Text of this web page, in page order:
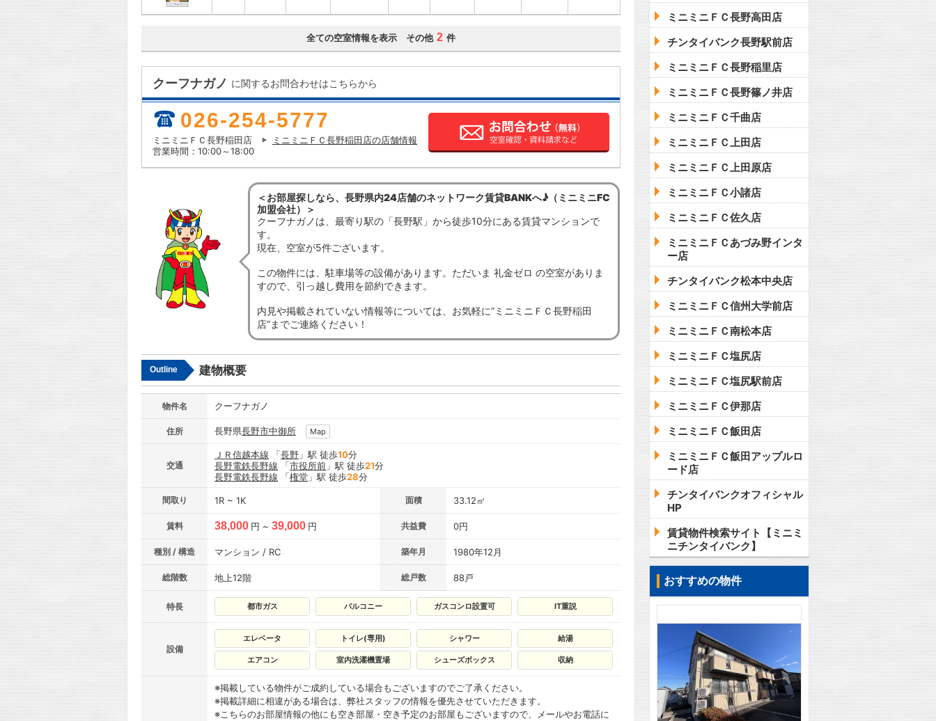
全ての空室情報を表示 その他 2 件
クーフナガノ に関するお問合わせはこちらから
026-254-5777
ミニミニＦＣ長野稲田店
ミニミニＦＣ長野稲田店の店舗情報
営業時間：10:00～18:00
＜お部屋探しなら、長野県内24店舗のネットワーク賃貸BANKへ♪（ミニミニFC
加盟会社）＞
クーフナガノは、最寄り駅の「長野駅」から徒歩10分にある賃貸マンションで
す。
現在、空室が5件ございます。
この物件には、駐車場等の設備があります。ただいま 礼金ゼロ の空室がありま
すので、引っ越し費用を節約できます。
内見や掲載されていない情報等については、お気軽に”ミニミニＦＣ長野稲田
店”までご連絡ください！
Outline 建物概要
物件名 クーフナガノ
住所 長野県長野市中御所 Map
交通
ＪＲ信越本線 「長野 」駅 徒歩10分
長野電鉄長野線 「市役所前 」駅 徒歩21分
長野電鉄長野線 「権堂 」駅 徒歩28分
間取り 1R ~ 1K 面積 33.12㎡
賃料 38,000 円 ~ 39,000 円 共益費 0円
種別 / 構造 マンション / RC 築年月 1980年12月
総階数 地上12階 総戸数 88戸
特長 都市ガス バルコニー ガスコンロ設置可 IT重説
設備
エレベータ トイレ(専用) シャワー 給湯
エアコン 室内洗濯機置場 シューズボックス 収納
※掲載している物件がご成約している場合もございますのでご了承ください。
※掲載詳細に相違がある場合は、弊社スタッフの情報を優先させていただきます。
※こちらのお部屋情報の他にも空き部屋・空き予定のお部屋もございますので、メールやお電話に
ミニミニＦＣ長野高田店
チンタイバンク長野駅前店
ミニミニＦＣ長野稲里店
ミニミニＦＣ長野篠ノ井店
ミニミニＦＣ千曲店
ミニミニＦＣ上田店
ミニミニＦＣ上田原店
ミニミニＦＣ小諸店
ミニミニＦＣ佐久店
ミニミニＦＣあづみ野インタ
ー店
チンタイバンク松本中央店
ミニミニＦＣ信州大学前店
ミニミニＦＣ南松本店
ミニミニＦＣ塩尻店
ミニミニＦＣ塩尻駅前店
ミニミニＦＣ伊那店
ミニミニＦＣ飯田店
ミニミニＦＣ飯田アップルロ
ード店
チンタイバンクオフィシャル
HP
賃貸物件検索サイト【ミニミ
ニチンタイバンク】
おすすめの物件
2